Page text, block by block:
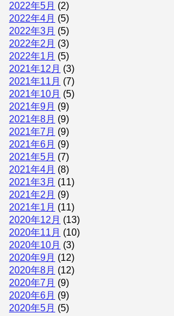
2022年5月 (2)
2022年4月 (5)
2022年3月 (5)
2022年2月 (3)
2022年1月 (5)
2021年12月 (3)
2021年11月 (7)
2021年10月 (5)
2021年9月 (9)
2021年8月 (9)
2021年7月 (9)
2021年6月 (9)
2021年5月 (7)
2021年4月 (8)
2021年3月 (11)
2021年2月 (9)
2021年1月 (11)
2020年12月 (13)
2020年11月 (10)
2020年10月 (3)
2020年9月 (12)
2020年8月 (12)
2020年7月 (9)
2020年6月 (9)
2020年5月 (5)